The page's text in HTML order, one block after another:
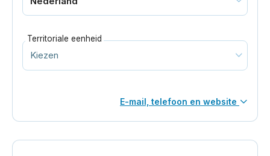
Territoriale eenheid
E-mail, telefoon en website